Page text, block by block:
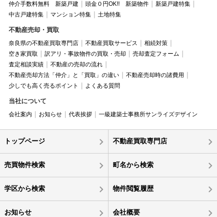
仲介手数料無料 新築戸建 頭金０円OK!! 新築物件
新築戸建特集
中古戸建特集
マンション特集 土地特集
不動産売却・買取
奈良県の不動産買取専門店 不動産買取サービス
相続対策
空き家買取
訳アリ・事故物件の買取・売却
売却査定フォーム
査定相談実績
不動産の売却の流れ
不動産売却方法「仲介」と「買取」の違い
不動産売却時の諸費用
少しでも高く売るポイント
よくある質問
当社について
会社案内 お知らせ 代表挨拶 一級建築士事務所サンライズデザイン
トップページ 不動産買取専門店
売買物件検索 町名から検索
学区から検索 物件閲覧履歴
お知らせ 会社概要